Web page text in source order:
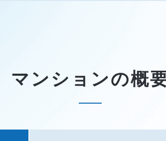
マンションの概